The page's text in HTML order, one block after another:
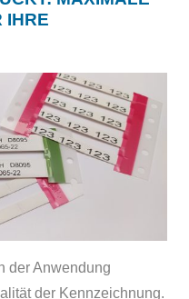
IHRE
der Anwendung
der Kennzeichnung.